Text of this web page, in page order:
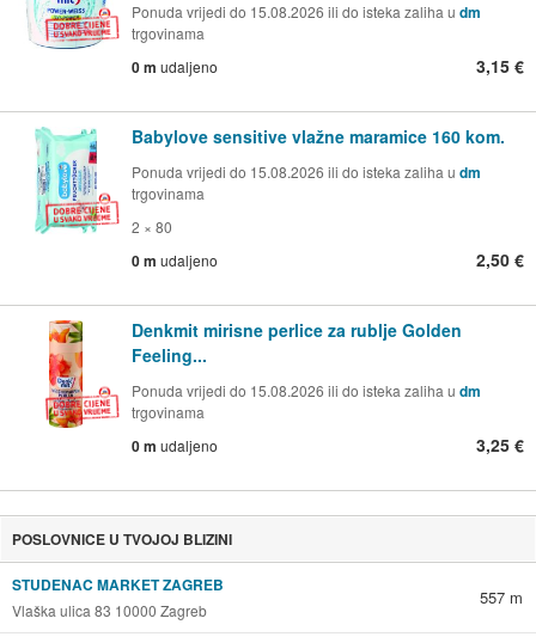
Ponuda vrijedi do 15.08.2026 ili do isteka zaliha u dm
trgovinama
0 m udaljeno 3,15 €
Babylove sensitive vlažne maramice 160 kom.
Ponuda vrijedi do 15.08.2026 ili do isteka zaliha u dm
trgovinama
2 × 80
0 m udaljeno 2,50 €
Denkmit mirisne perlice za rublje Golden
Feeling...
Ponuda vrijedi do 15.08.2026 ili do isteka zaliha u dm
trgovinama
0 m udaljeno 3,25 €
POSLOVNICE U TVOJOJ BLIZINI
STUDENAC MARKET ZAGREB
Vlaška ulica 83 10000 Zagreb
557 m